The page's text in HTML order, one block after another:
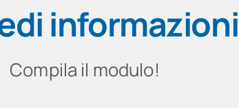
informazioni
Compila il modulo!